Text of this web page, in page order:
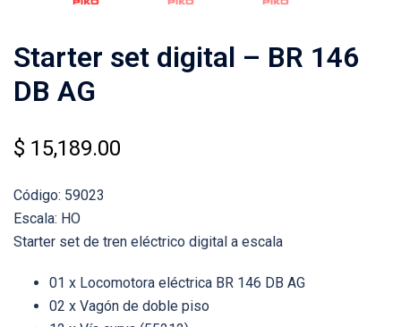
Starter set digital – BR 146
DB AG
$ 15,189.00
Código: 59023
Escala: HO
Starter set de tren eléctrico digital a escala
01 x Locomotora eléctrica BR 146 DB AG
02 x Vagón de doble piso